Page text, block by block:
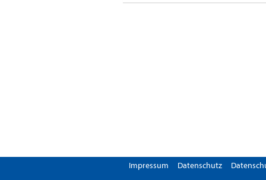
Impressum Datenschutz